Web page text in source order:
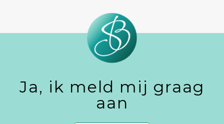
Ja, ik meld mij graag
aan